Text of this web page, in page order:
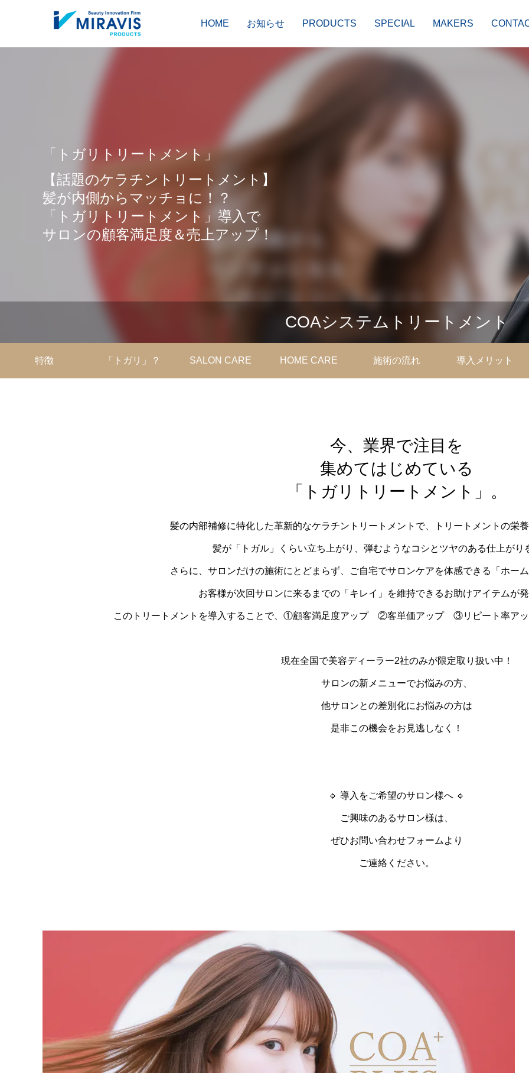
HOME お知らせ PRODUCTS SPECIAL MAKERS
HAIR CARE
「トガリトリートメント」
【話題のケラチントリートメント】
髪が内側からマッチョに！？
「トガリトリートメント」導入で
サロンの顧客満足度＆売上アップ！
COAシステムトリートメント
特徴 「トガリ」？ SALON CARE HOME CARE 施術の流れ 導入メリット
今、業界で注目を
集めてはじめている
「トガリトリートメント」。
髪の内部補修に特化した革新的なケラチントリートメントで、トリートメントの栄
髪が「トガル」くらい立ち上がり、弾むようなコシとツヤのある仕上がり
さらに、サロンだけの施術にとどまらず、ご自宅でサロンケアを体感できる「ホー
お客様が次回サロンに来るまでの「キレイ」を維持できるお助けアイテムが
このトリートメントを導入することで、①顧客満足度アップ ②客単価アップ ③リピート率アッ
現在全国で美容ディーラー2社のみが限定取り扱い中！
サロンの新メニューでお悩みの方、
他サロンとの差別化にお悩みの方は
是非この機会をお見逃しなく！
🔹 導入をご希望のサロン様へ 🔹
ご興味のあるサロン様は、
ぜひお問い合わせフォームより
ご連絡ください。